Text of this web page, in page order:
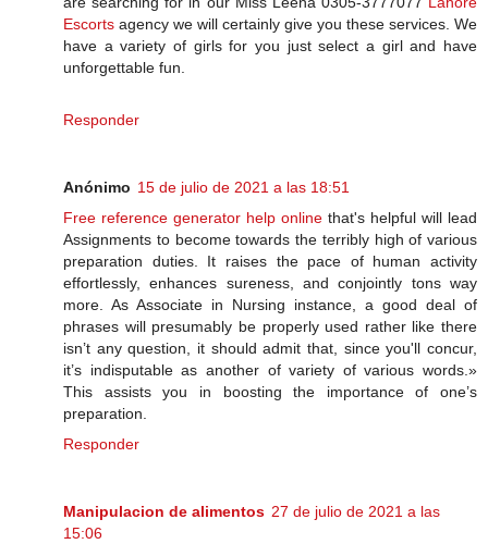
Escorts agency we will certainly give you these services. We
have a variety of girls for you just select a girl and have
unforgettable fun.
Responder
Anónimo 15 de julio de 2021 a las 18:51
Free reference generator help online that's helpful will lead
Assignments to become towards the terribly high of various
preparation duties. It raises the pace of human activity
effortlessly, enhances sureness, and conjointly tons way
more. As Associate in Nursing instance, a good deal of
phrases will presumably be properly used rather like there
isn’t any question, it should admit that, since you'll concur,
it’s indisputable as another of variety of various words.»
This assists you in boosting the importance of one’s
preparation.
Responder
Manipulacion de alimentos 27 de julio de 2021 a las
15:06